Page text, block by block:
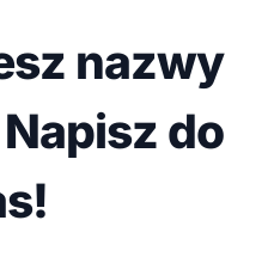
nazwy
do